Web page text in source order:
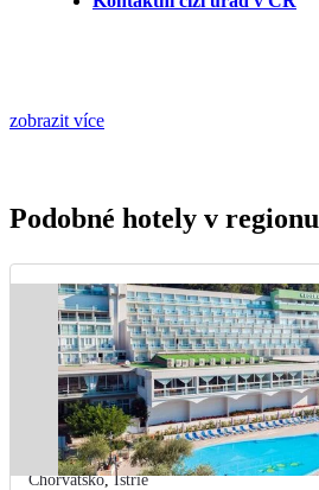
zobrazit více
Podobné hotely v regionu
Chorvatsko,Istrie